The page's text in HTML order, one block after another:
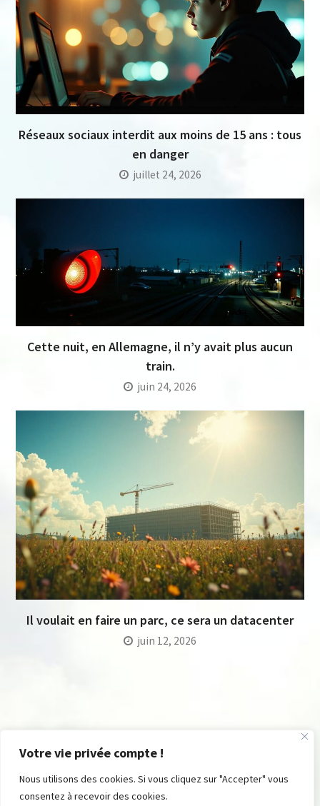
Votre vie privée compte !
Nous utilisons des cookies. Si vous cliquez sur "Accepter" vous
consentez à recevoir des cookies.
Réseaux sociaux interdit aux moins de 15 ans : tous
en danger
juillet 24, 2026
Cette nuit, en Allemagne, il n’y avait plus aucun
train.
juin 24, 2026
Il voulait en faire un parc, ce sera un datacenter
juin 12, 2026